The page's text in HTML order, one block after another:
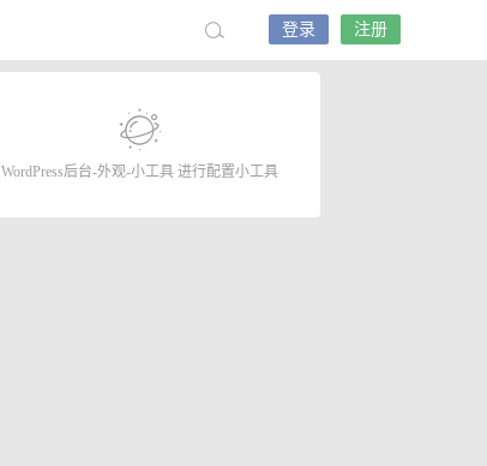
登录 注册
WordPress后台-外观-小工具 进行配置小工具